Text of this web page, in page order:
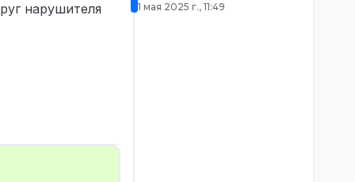
нарушителя
1 мая 2025 г., 11:49